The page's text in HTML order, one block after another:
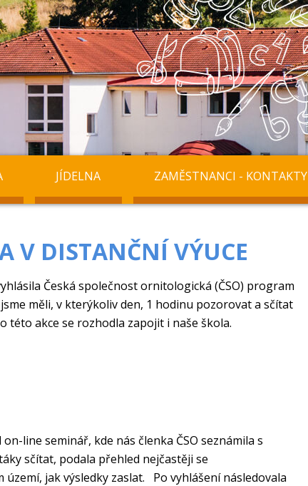
JÍDELNA ZAMĚSTNANCI - KONTAKTY
V DISTANČNÍ VÝUCE
Česká společnost ornitologická (ČSO) ​program
měli, v kterýkoliv den, 1 hodinu pozorovat a sčítat
této akce se rozhodla zapojit i naše škola.
on-line seminář, kde nás členka ČSO seznámila s
sčítat, podala přehled nejčastěji se
území, jak výsledky zaslat.
Po vyhlášení následovala